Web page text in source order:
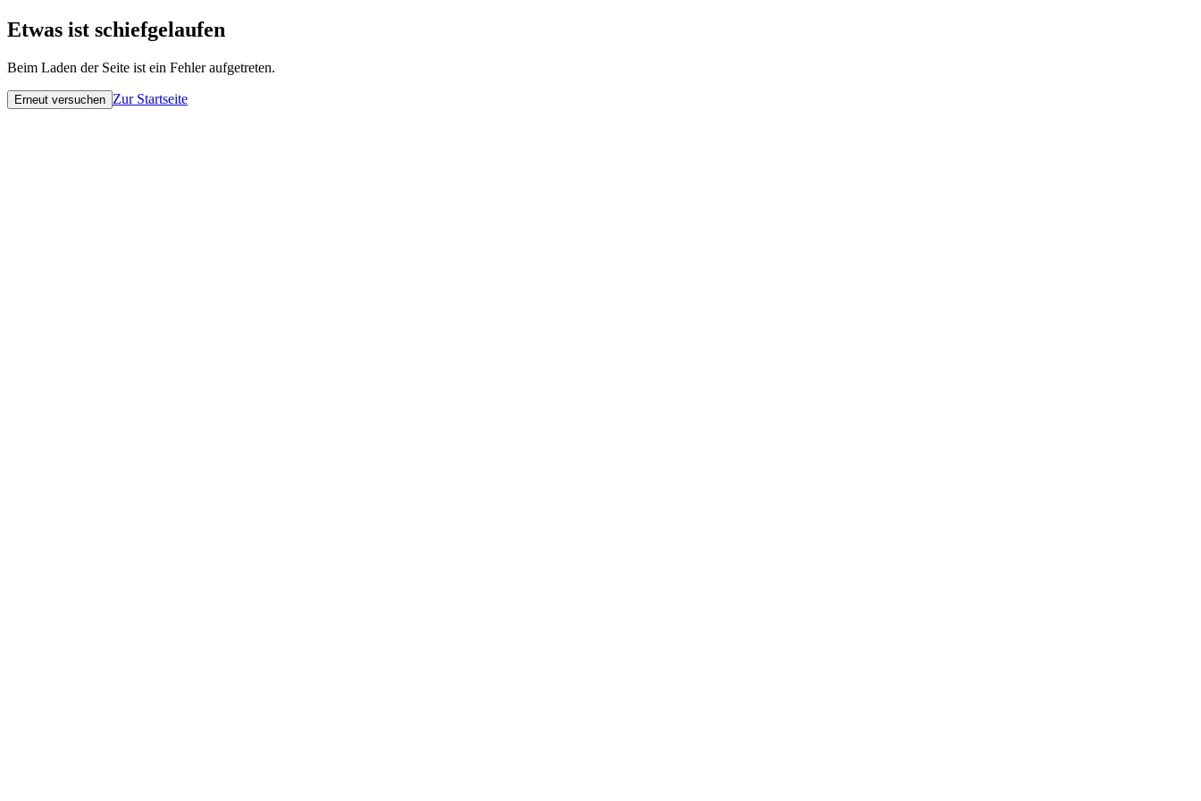
Etwas ist schiefgelaufen
Beim Laden der Seite ist ein Fehler aufgetreten.
Erneut versuchen Zur Startseite